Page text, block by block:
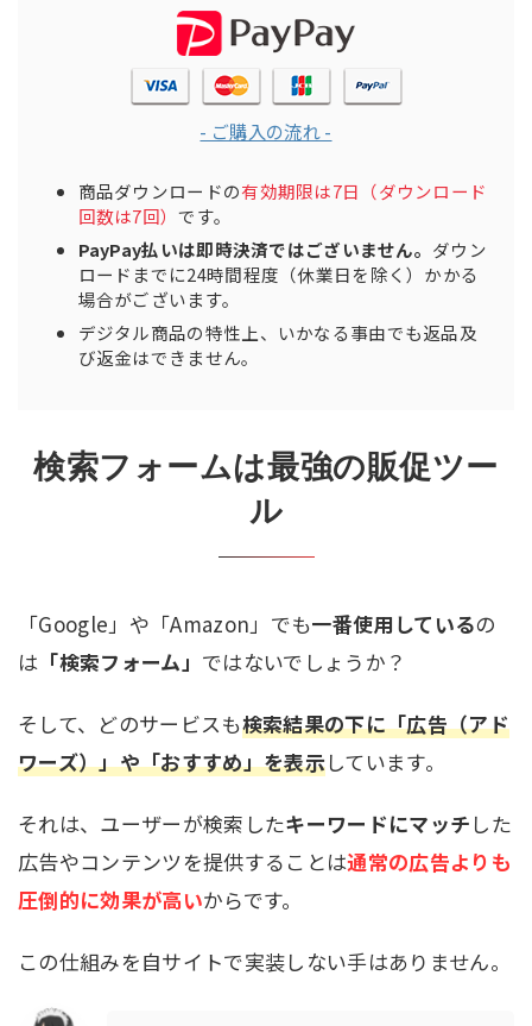
- ご購入の流れ -
商品ダウンロードの有効期限は7日（ダウンロード
回数は7回）です。
PayPay払いは即時決済ではございません。 ダウン
ロードまでに24時間程度（休業日を除く）かかる
場合がございます。
デジタル商品の特性上、いかなる事由でも返品及
び返金はできません。
検索フォームは最強の販促ツー
ル
「Google」や「Amazon」でも一番使用しているの
は 「検索フォーム」 ではないでしょうか？
そして、どのサービスも検索結果の下に「広告（アド
ワーズ）」や「おすすめ」を表示しています。
それは、ユーザーが検索したキーワードにマッチ した
広告やコンテンツを提供することは通常の広告よりも
圧倒的に効果が高いからです。
この仕組みを自サイトで実装しない手はありません。